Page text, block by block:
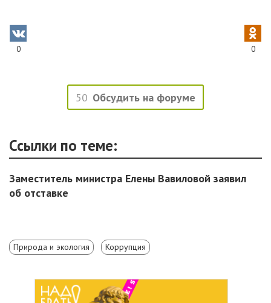
0 0
50 Обсудить на форуме
Ссылки по теме:
Заместитель министра Елены Вавиловой заявил
об отставке
Природа и экология Коррупция